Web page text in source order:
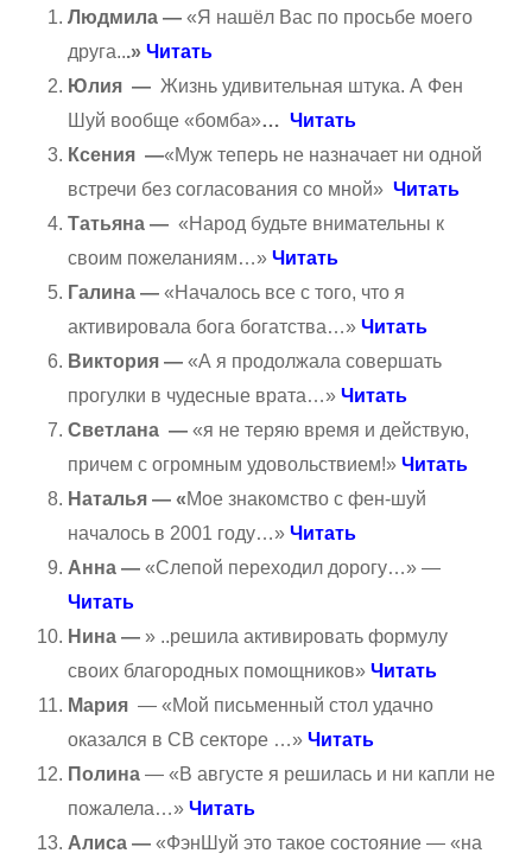
Людмила — «Я нашёл Вас по просьбе моего
друга...» Читать
Юлия — Жизнь удивительная штука. А Фен
Шуй вообще «бомба»… Читать
Ксения —«Муж теперь не назначает ни одной
встречи без согласования со мной» Читать
Татьяна — «Народ будьте внимательны к
своим пожеланиям…» Читать
Галина — «Началось все с того, что я
активировала бога богатства…» Читать
Виктория —«А я продолжала совершать
прогулки в чудесные врата…» Читать
Светлана — «я не теряю время и действую,
причем с огромным удовольствием!» Читать
Наталья — «Мое знакомство с фен-шуй
началось в 2001 году…» Читать
Анна — «Слепой переходил дорогу…» —
Читать
Нина —» ..решила активировать формулу
своих благородных помощников» Читать
Мария— «Мой письменный стол удачно
оказался в СВ секторе …» Читать
Полина— «В августе я решилась и ни капли не
пожалела…» Читать
Алиса — «ФэнШуй это такое состояние — «на